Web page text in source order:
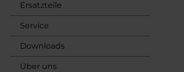
Ersatzteile
Service
Downloads
Über uns